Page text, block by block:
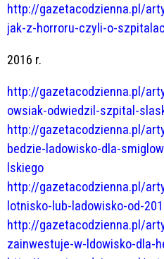
http://gazetacodzienna.pl/
jak-z-horroru-czyli-o-
2016 r.
http://gazetacodzienna.pl/
owsiak-odwiedzil-szpital-
http://gazetacodzienna.pl/
bedzie-ladowisko-dla-
lskiego
http://gazetacodzienna.pl/
lotnisko-lub-ladowisko-od-
http://gazetacodzienna.pl/
zainwestuje-w-ldowisko-dla-